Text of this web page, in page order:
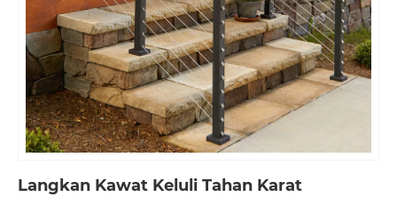
Langkan Kawat Keluli Tahan Karat